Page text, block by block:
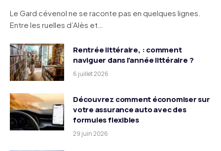
Le Gard cévenol ne se raconte pas en quelques lignes.
Entre les ruelles d’Alès et…
Rentrée littéraire, : comment
naviguer dans l’année littéraire ?
6 juillet 2026
Découvrez comment économiser sur
votre assurance auto avec des
formules flexibles
29 juin 2026